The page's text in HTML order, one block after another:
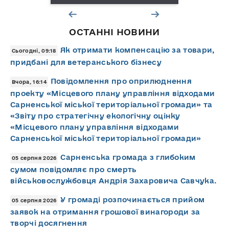
ОСТАННІ НОВИНИ
Сьогодні, 09:18
Як отримати компенсацію за товари,
придбані для ветеранського бізнесу
Вчора, 16:14
Повідомлення про оприлюднення
проекту «Місцевого плану управління відходами
Сарненської міської територіальної громади» та
«Звіту про стратегічну екологічну оцінку
«Місцевого плану управління відходами
Сарненської міської територіальної громади»
05 серпня 2026
Сарненська громада з глибоким
сумом повідомляє про смерть
військовослужбовця Андрія Захаровича Савчука.
05 серпня 2026
У громаді розпочинається прийом
заявок на отримання грошової винагороди за
творчі досягнення